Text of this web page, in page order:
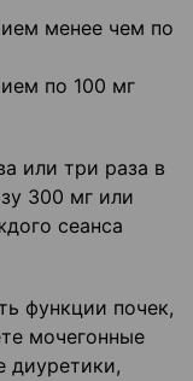
менее чем по
по 100 мг
или три раза в
300 мг или
сеанса
функции почек,
мочегонные
диуретики,